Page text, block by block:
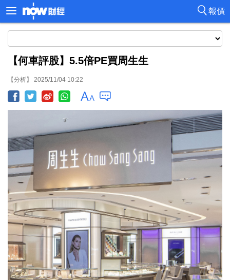
報價
【何車評股】5.5倍PE買周生生
【分析】 2025/11/04 10:22